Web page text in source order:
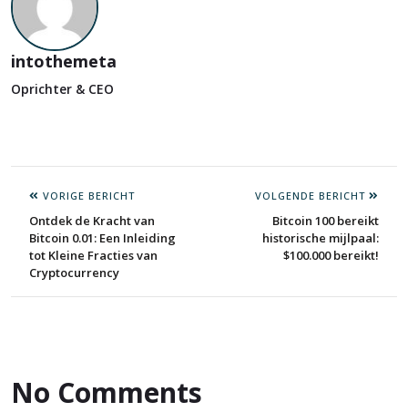
intothemeta
Oprichter & CEO
VORIGE BERICHT
Ontdek de Kracht van
Bitcoin 0.01: Een Inleiding
tot Kleine Fracties van
Cryptocurrency
VOLGENDE BERICHT
Bitcoin 100 bereikt
historische mijlpaal:
$100.000 bereikt!
No Comments